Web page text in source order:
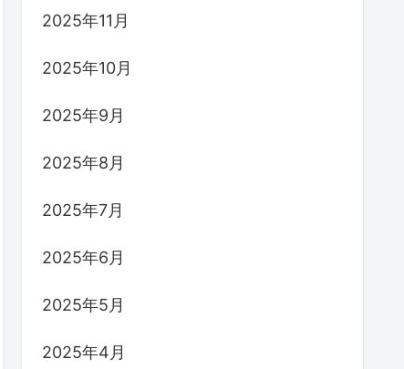
2025年11月
2025年10月
2025年9月
2025年8月
2025年7月
2025年6月
2025年5月
2025年4月